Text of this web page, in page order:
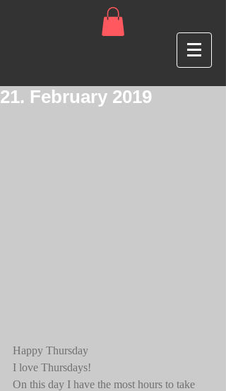
21. February 2019
Happy Thursday
I love Thursdays!
On this day I have the most hours to take